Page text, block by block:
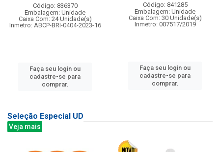
Código: 836370
Embalagem: Unidade
Caixa Com: 24 Unidade(s)
Inmetro: ABCP-BRI-0404-2023-16
Faça seu login ou
cadastre-se para
comprar.
Código: 841285
Embalagem: Unidade
Caixa Com: 30 Unidade(s)
Inmetro: 007517/2019
Faça seu login ou
cadastre-se para
comprar.
Seleção Especial UD
Veja mais